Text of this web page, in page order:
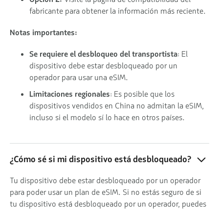
fabricante para obtener la información más reciente.
Notas importantes:
Se requiere el desbloqueo del transportista: El
dispositivo debe estar desbloqueado por un
operador para usar una eSIM.
Limitaciones regionales: Es posible que los
dispositivos vendidos en China no admitan la eSIM,
incluso si el modelo sí lo hace en otros países.
¿Cómo sé si mi dispositivo está desbloqueado?
Tu dispositivo debe estar desbloqueado por un operador
para poder usar un plan de eSIM. Si no estás seguro de si
tu dispositivo está desbloqueado por un operador, puedes